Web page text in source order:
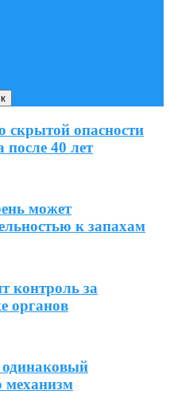
скрытой опасности
после 40 лет
может
к запахам
контроль за
органов
механизм